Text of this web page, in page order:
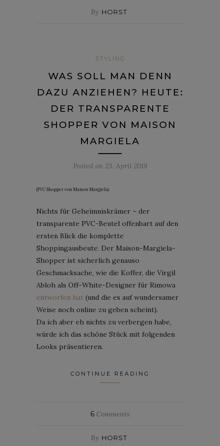
By HORST
STYLING
WAS SOLL MAN DENN
DAZU ANZIEHEN? HEUTE:
DER TRANSPARENTE
SHOPPER VON MAISON
MARGIELA
Posted on 23. April 2019
(PVC Shopper von Maison Margiela)
Nichts für Geheimniskrämer – der
transparente PVC-Beutel offenbart auf den
ersten Blick die komplette
Shoppingausbeute. Der Maison-Margiela-
Shopper ist sicherlich genauso
Geschmacksache, wie die Koffer, die Virgil
Abloh als Off-White-Designer für Rimowa
entworfen hat (und die es auf wundersamer
Weise noch online zu geben scheint).
Da ich aber eh nichts zu verbergen habe,
würde ich das schöne Stück mit folgenden
Looks präsentieren.
CONTINUE READING
6 Comments
By HORST